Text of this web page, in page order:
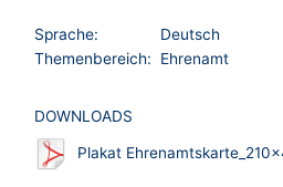
Sprache:
Deutsch
Themenbereich:
Ehrenamt
DOWNLOADS
Plakat